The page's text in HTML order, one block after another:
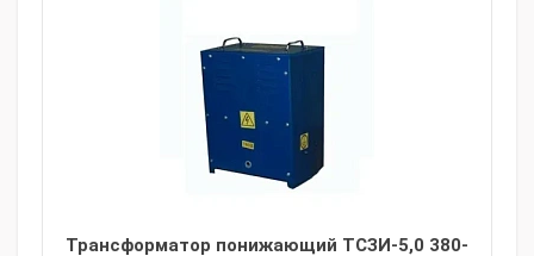
Трансформатор понижающий ТСЗИ-5,0 380-